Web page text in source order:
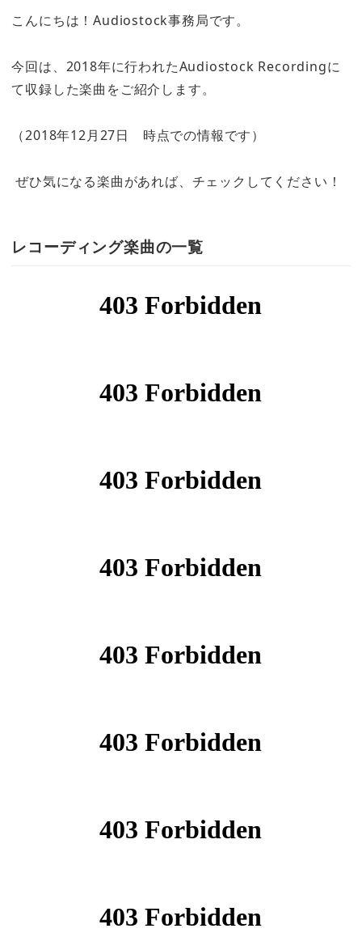
こんにちは！Audiostock事務局です。
今回は、2018年に行われたAudiostock Recordingに
て収録した楽曲をご紹介します。
（2018年12月27日 時点での情報です）
ぜひ気になる楽曲があれば、チェックしてください！
レコーディング楽曲の一覧